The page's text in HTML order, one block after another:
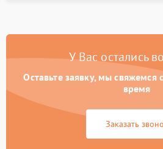
У Вас остались
Оставьте заявку, мы
время
Заказать